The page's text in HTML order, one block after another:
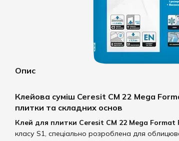
Опис
Клейова суміш Ceresit CM 22 Mega
плитки та складних основ
Клей для плитки Ceresit CM 22 Mega Format
класу S1, спеціально розроблена для